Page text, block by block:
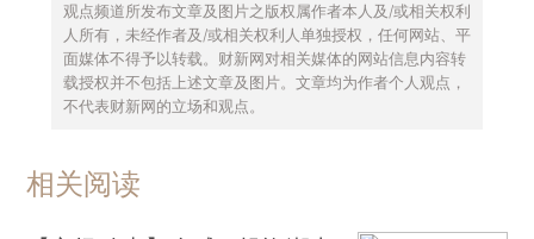
观点频道所发布文章及图片之版权属作者本人及/或相关权利
人所有，未经作者及/或相关权利人单独授权，任何网站、平
面媒体不得予以转载。财新网对相关媒体的网站信息内容转
载授权并不包括上述文章及图片。文章均为作者个人观点，
不代表财新网的立场和观点。
相关阅读